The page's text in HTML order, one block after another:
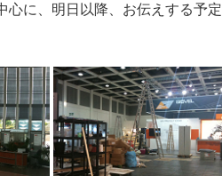
に、明日以降、お伝えする予定